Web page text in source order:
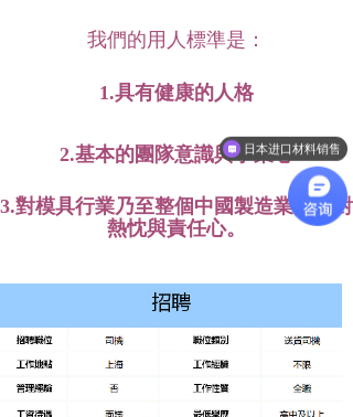
我們的用人標準是：
1.具有健康的人格
2.基本的團隊意識與事業心
3.對模具行業乃至整個中國製造業的絕對
熱忱與責任心。
日本进口材料销售